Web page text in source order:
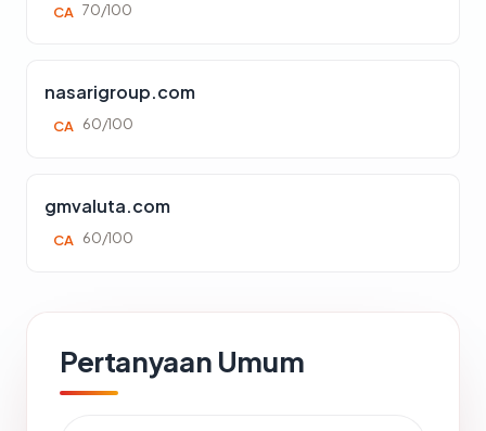
CA 70/100
nasarigroup.com
CA 60/100
gmvaluta.com
CA 60/100
Pertanyaan Umum